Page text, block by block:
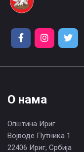
О нама
Општина Ириг
Војводе Путника 1
22406 Ириг, Србија